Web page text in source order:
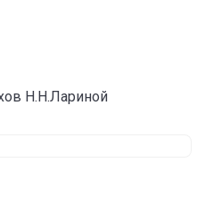
Н.Н.Лариной